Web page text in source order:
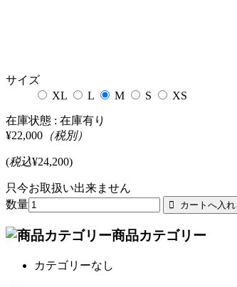
サイズ
XL
L M S XS
在庫状態 : 在庫有り
¥22,000 （税別）
(税込¥24,200)
只今お取扱い出来ません
数量
商品カテゴリー
カテゴリーなし